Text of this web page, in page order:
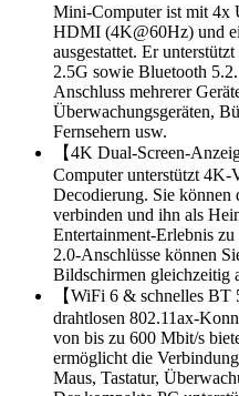
Mini-Computer ist mit 4x
HDMI (4K@60Hz) und
ausgestattet. Er
2.5G sowie Bluetooth
Anschluss mehrerer
Überwachungsgeräten,
Fernsehern usw.
【4K Dual-Screen-
Computer unterstützt
Decodierung. Sie können
verbinden und ihn als
Entertainment-Erlebnis
2.0-Anschlüsse können
Bildschirmen gleichzeitig
【WiFi 6 & schnelles BT
drahtlosen 802.11ax-
von bis zu 600 Mbit/s
ermöglicht die
Maus, Tastatur,